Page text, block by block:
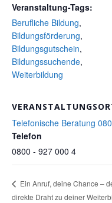
Veranstaltung-Tags:
Berufliche Bildung,
Bildungsförderung,
Bildungsgutschein,
Bildungssuchende,
Weiterbildung
Telefonische Beratung
Telefon
0800 - 927 000 4
Ein Anruf, deine Chance –
direkte Draht zu deiner